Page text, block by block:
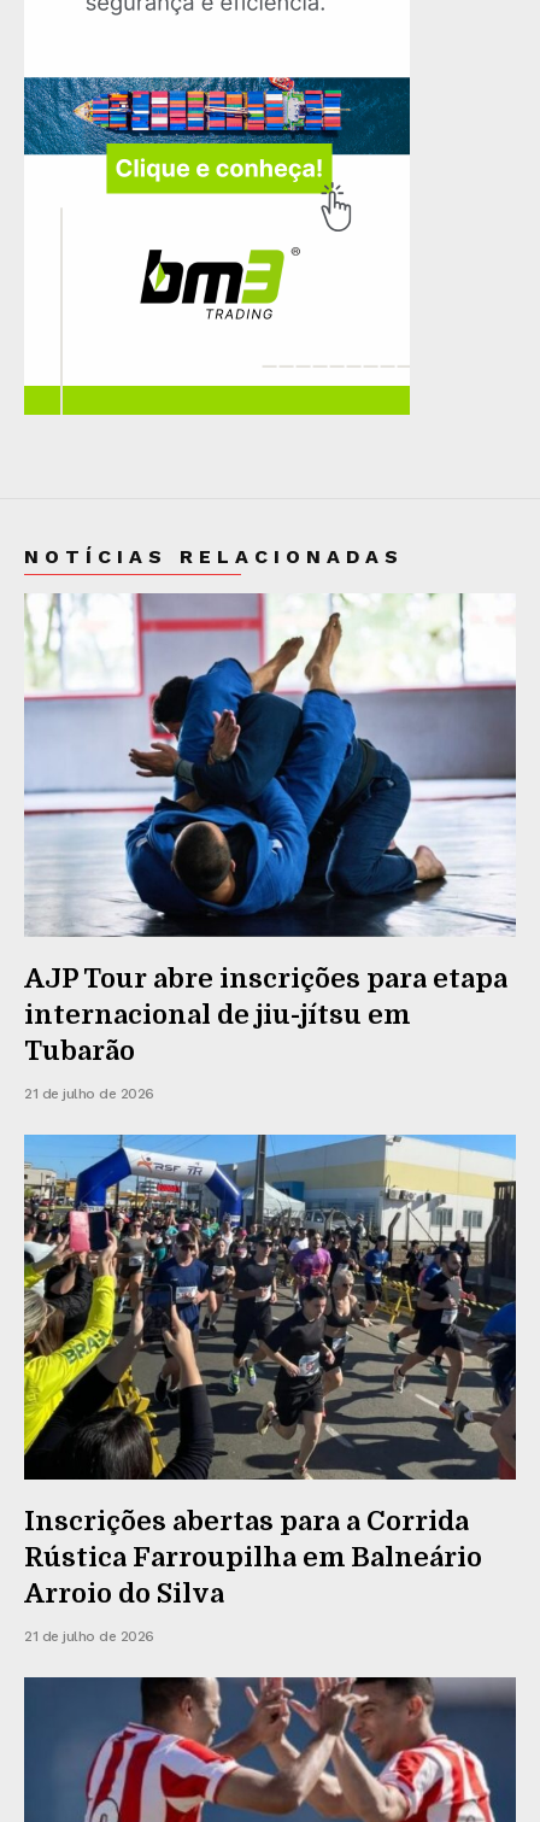
NOTÍCIAS RELACIONADAS
AJP Tour abre inscrições para etapa
internacional de jiu-jítsu em
Tubarão
21 de julho de 2026
Inscrições abertas para a Corrida
Rústica Farroupilha em Balneário
Arroio do Silva
21 de julho de 2026